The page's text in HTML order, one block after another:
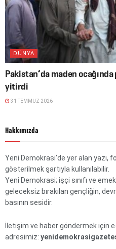
DÜNYA
Pakistan’da maden
yitirdi
31 TEMMUZ 2026
Hakkımızda
Yeni Demokrasi’de yer alan yazı,
gösterilmek şartıyla kullanılabilir.
Yeni Demokrasi; işçi sınıfı ve
geleceksiz bırakılan gençliğin,
basının sesidir.
İletişim ve haber göndermek için
adresimiz: